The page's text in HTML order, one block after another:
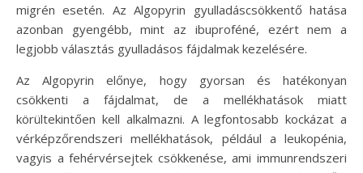
migrén esetén. Az Algopyrin gyulladáscsökkentő hatása
azonban gyengébb, mint az ibuproféné, ezért nem a
legjobb választás gyulladásos fájdalmak kezelésére.
Az Algopyrin előnye, hogy gyorsan és hatékonyan
csökkenti a fájdalmat, de a mellékhatások miatt
körültekintően kell alkalmazni. A legfontosabb kockázat a
vérképzőrendszeri mellékhatások, például a leukopénia,
vagyis a fehérvérsejtek csökkenése, ami immunrendszeri